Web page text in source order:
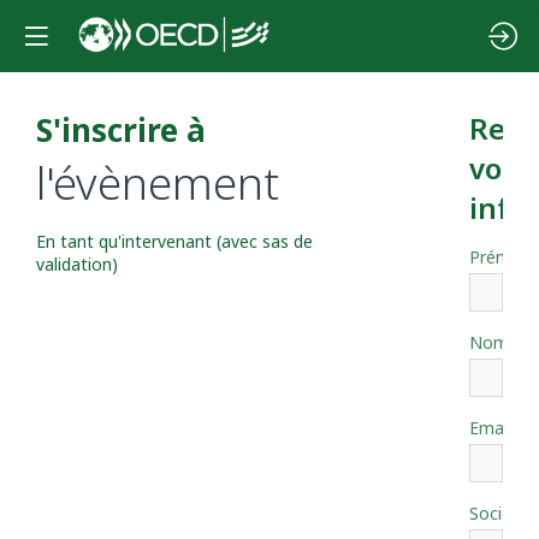
S'inscrire à
l'évènement
En tant qu'intervenant (avec sas de
validation)
vos
Prénom
Nom
Email
Société